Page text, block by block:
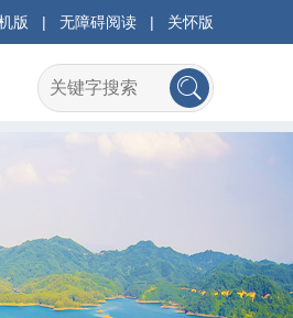
版 | 无障碍阅读 | 关怀版